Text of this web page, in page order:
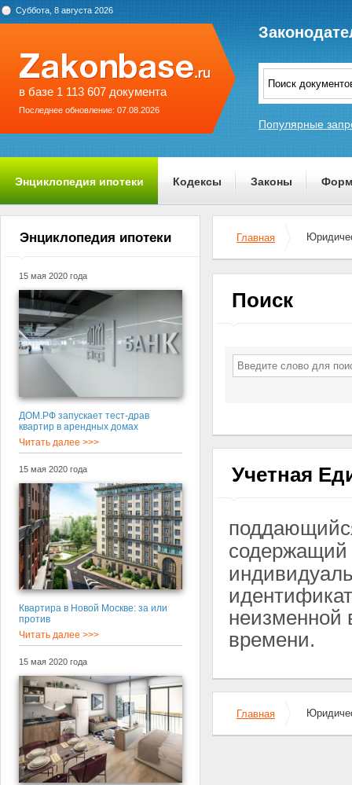
Суббота, 8 августа 2026
в базе 1 113 607 документа
Последнее обновление: 07.08.2026
Популярные
Энциклопедия ипотеки Кодексы Законы
О проекте
Энциклопедия ипотеки
15 мая 2020 года
ДОМ.РФ запускает тест-драв
квартир в арендных домах
Читать далее >>>
15 мая 2020 года
Квартира в Новой Москве: за или
против
Читать далее >>>
15 мая 2020 года
Главная
Поиск
Учетная
содержащий
неизменной
времени.
Главная